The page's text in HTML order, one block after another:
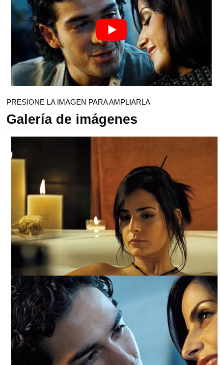
PRESIONE LA IMAGEN PARA AMPLIARLA
Galería de imágenes
VOLVERTE A VER, ARCHIVO DDCM